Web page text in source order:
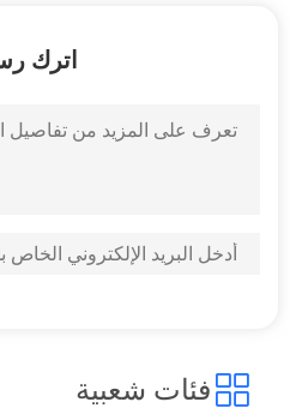
الأوتوماتيكي
اترك
فئات شعبية